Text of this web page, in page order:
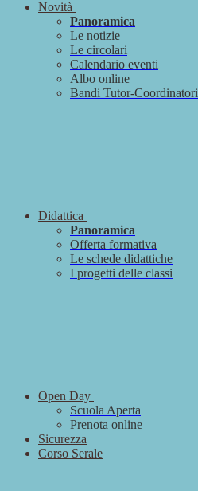
Novità
Panoramica
Le notizie
Le circolari
Calendario eventi
Albo online
Bandi Tutor-Coordinatori
Didattica
Panoramica
Offerta formativa
Le schede didattiche
I progetti delle classi
Open Day
Scuola Aperta
Prenota online
Sicurezza
Corso Serale